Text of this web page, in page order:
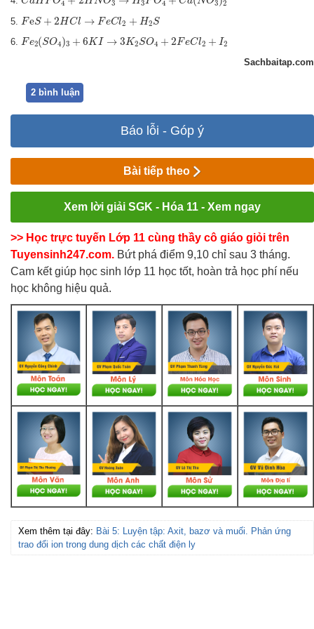
4 3 3 4 3 2
5. FeS + 2 HCl → FeCl2 + H2S
Fe S+ 2 H Cl→F eC l2 +H S
6. Fe2(SO4)3 + 6 K I → 3 K2SO4 + 2 FeCl2 + I2
Fe ( SO 4) + 6KI→ 2SO 4+2 e Cl 2+ I2
Sachbaitap.com
2 bình luận
Báo lỗi - Góp ý
Bài tiếp theo
Xem lời giải SGK - Hóa 11 - Xem ngay
>> Học trực tuyến Lớp 11 cùng thầy cô giáo giỏi trên
Tuyensinh247.com. Bứt phá điểm 9,10 chỉ sau 3 tháng.
Cam kết giúp học sinh lớp 11 học tốt, hoàn trả học phí nếu
học không hiệu quả.
Xem thêm tại đây: Bài 5: Luyện tập: Axit, bazơ và muối. Phản ứng
trao đổi ion trong dung dịch các chất điện ly